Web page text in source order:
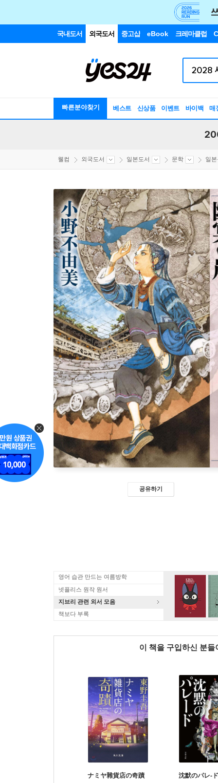
국내도서 외국도서 중고샵 eBook 크레마클럽
빠른분야찾기 베스트 신상품 이벤트 바이백 매
웰컴 외국도서 일본도서 문학 일
공유하기
영어 습관 만드는 여름방학
넷플리스 원작 원서
지브리 관련 외서 모음
책보다 부록
이 책을 구입하신 분
ナミヤ雜貨店の奇蹟 沈默のパレ-ド